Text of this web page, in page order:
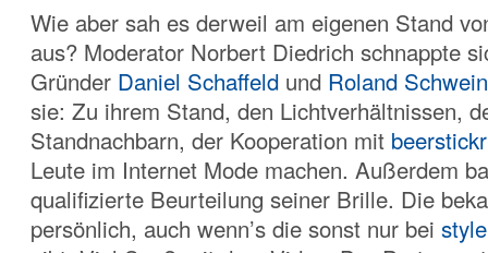
Wie aber sah es derweil am eigenen Stand
aus? Moderator Norbert Diedrich schnappte
Gründer Daniel Schaffeld und Roland
sie: Zu ihrem Stand, den Lichtverhältnissen,
Standnachbarn, der Kooperation mit beerstickr
Leute im Internet Mode machen. Außerdem
qualifizierte Beurteilung seiner Brille. Die
persönlich, auch wenn’s die sonst nur bei